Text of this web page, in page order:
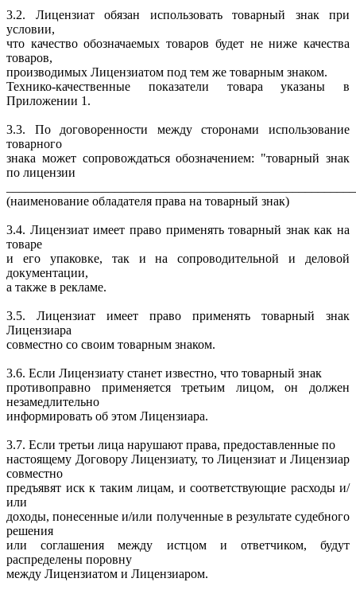
3.2. Лицензиат обязан использовать товарный знак при
условии,
что качество обозначаемых товаров будет не ниже качества
товаров,
производимых Лицензиатом под тем же товарным знаком.
Технико-качественные показатели товара указаны в
Приложении 1.
3.3. По договоренности между сторонами использование
товарного
знака может сопровождаться обозначением: "товарный знак
по лицензии
(наименование обладателя права на товарный знак)
3.4. Лицензиат имеет право применять товарный знак как на
товаре
и его упаковке, так и на сопроводительной и деловой
документации,
а также в рекламе.
3.5. Лицензиат имеет право применять товарный знак
Лицензиара
совместно со своим товарным знаком.
3.6. Если Лицензиату станет известно, что товарный знак
противоправно применяется третьим лицом, он должен
незамедлительно
информировать об этом Лицензиара.
3.7. Если третьи лица нарушают права, предоставленные по
настоящему Договору Лицензиату, то Лицензиат и Лицензиар
совместно
предъявят иск к таким лицам, и соответствующие расходы и/
или
доходы, понесенные и/или полученные в результате судебного
решения
или соглашения между истцом и ответчиком, будут
распределены поровну
между Лицензиатом и Лицензиаром.